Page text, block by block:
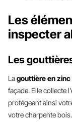
Les
inspecter
Les
Lagouttière en zinc
façade. Elle collecte
protégeant ainsi
votre charpente